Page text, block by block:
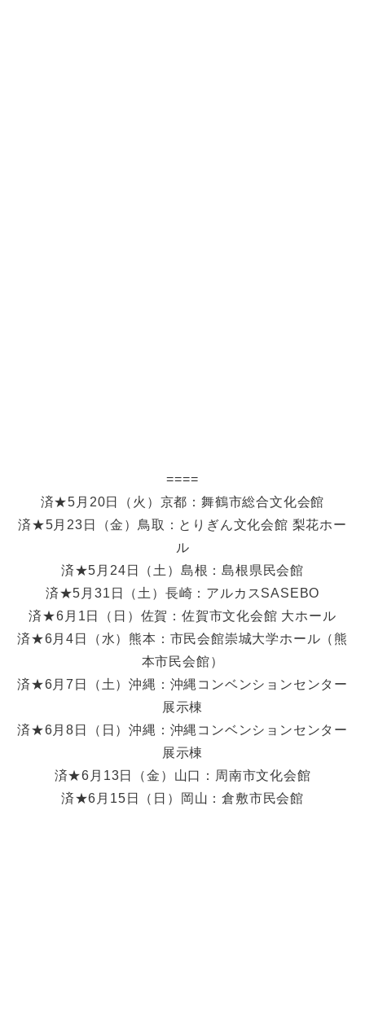
====
済★5月20日（火）京都：舞鶴市総合文化会館
済★5月23日（金）鳥取：とりぎん文化会館 梨花ホー
ル
済★5月24日（土）島根：島根県民会館
済★5月31日（土）長崎：アルカスSASEBO
済★6月1日（日）佐賀：佐賀市文化会館 大ホール
済★6月4日（水）熊本：市民会館崇城大学ホール（熊
本市民会館）
済★6月7日（土）沖縄：沖縄コンベンションセンター
展示棟
済★6月8日（日）沖縄：沖縄コンベンションセンター
展示棟
済★6月13日（金）山口：周南市文化会館
済★6月15日（日）岡山：倉敷市民会館